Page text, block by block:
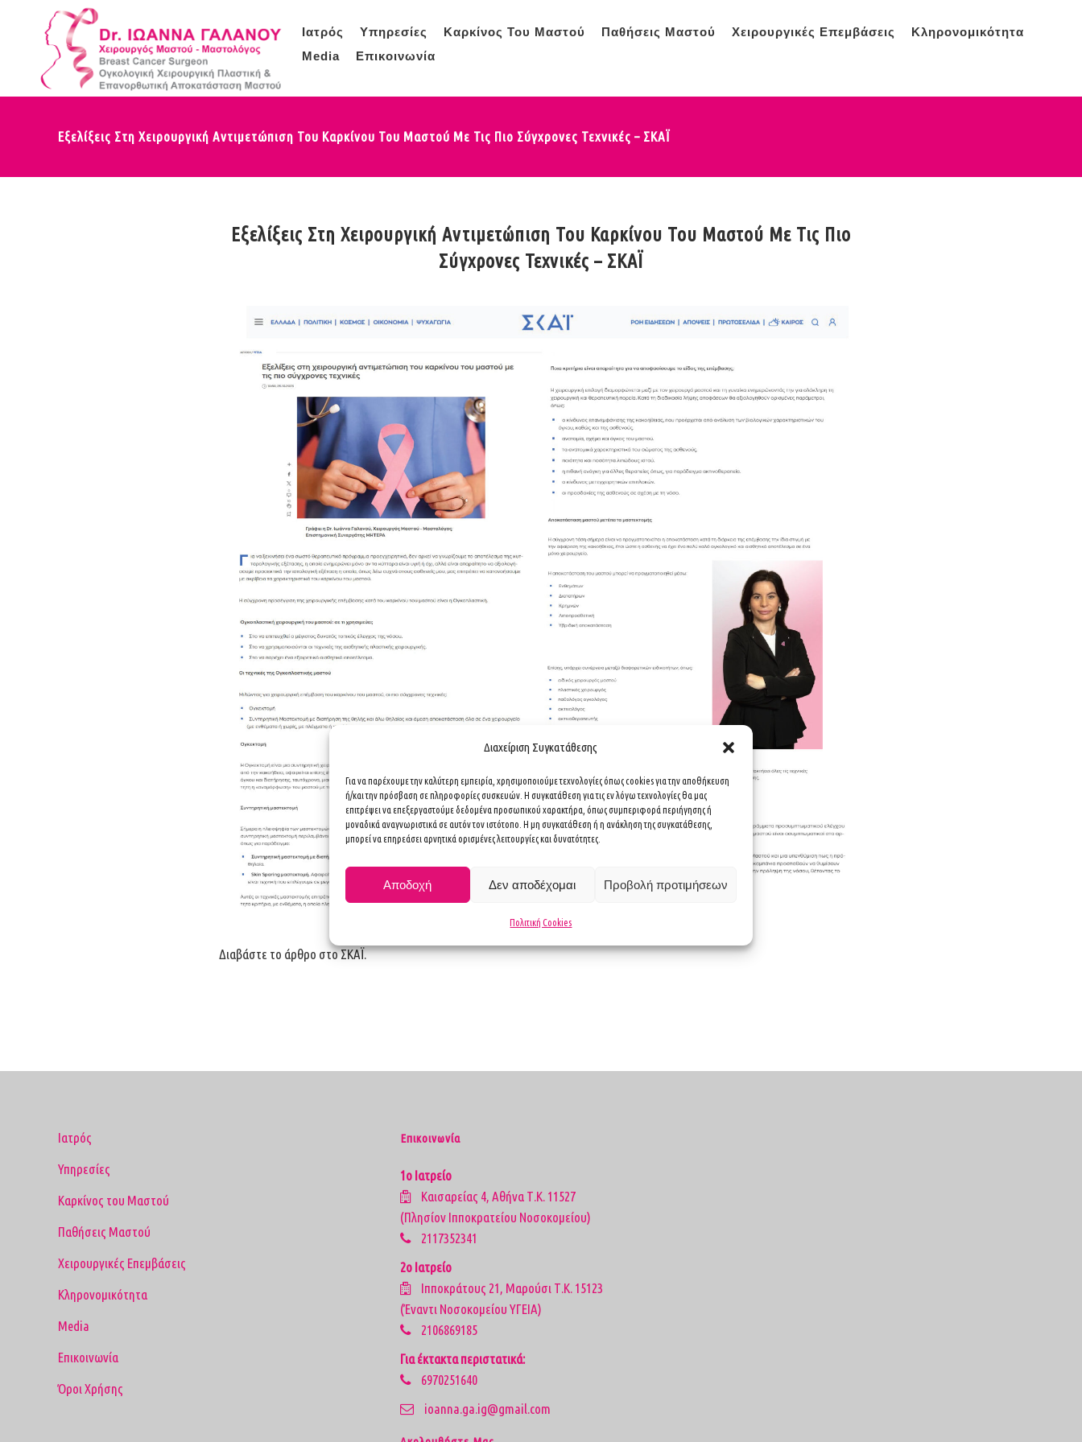
Διαχείριση Συγκατάθεσης
Για να παρέχουμε την καλύτερη εμπειρία, χρησιμοποιούμε τεχνολογίες όπως cookies για την αποθήκευση
ή/και την πρόσβαση σε πληροφορίες συσκευών. Η συγκατάθεση για τις εν λόγω τεχνολογίες θα μας
επιτρέψει να επεξεργαστούμε δεδομένα προσωπικού χαρακτήρα, όπως συμπεριφορά περιήγησης ή
μοναδικά αναγνωριστικά σε αυτόν τον ιστότοπο. Η μη συγκατάθεση ή η ανάκληση της συγκατάθεσης,
μπορεί να επηρεάσει αρνητικά ορισμένες λειτουργίες και δυνατότητες.
Αποδοχή Δεν αποδέχομαι Προβολή προτιμήσεων
Πολιτική Cookies
Ιατρός Υπηρεσίες Καρκίνος Του Μαστού Παθήσεις Μαστού Χειρουργικές Επεμβάσεις
Κληρονομικότητα
Media
Επικοινωνία
Εξελίξεις Στη Χειρουργική Αντιμετώπιση Του Καρκίνου Του Μαστού Με Τις Πιο Σύγχρονες Τεχνικές – ΣΚΑΪ
Εξελίξεις Στη Χειρουργική Αντιμετώπιση Του Καρκίνου Του Μαστού Με Τις Πιο
Σύγχρονες Τεχνικές – ΣΚΑΪ
Διαβάστε το άρθρο στοΣΚΑΪ.
Ιατρός
Υπηρεσίες
Καρκίνος του Μαστού
Παθήσεις Μαστού
Χειρουργικές Επεμβάσεις
Κληρονομικότητα
Media
Επικοινωνία
Όροι Χρήσης
Επικοινωνία
1ο Ιατρείο
Καισαρείας 4, Αθήνα Τ.Κ. 11527
(Πλησίον Ιπποκρατείου Νοσοκομείου)
2117352341
2ο Ιατρείο
Ιπποκράτους 21, Μαρούσι Τ.Κ. 15123
(Έναντι Νοσοκομείου ΥΓΕΙΑ)
2106869185
Για έκτακτα περιστατικά:
6970251640
ioanna.ga.ig@gmail.com